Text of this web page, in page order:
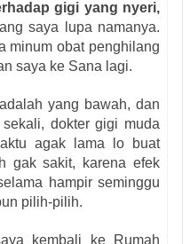
gigi yang nyeri,
saya lupa namanya.
minum obat penghilang
saya ke Sana lagi.
yang bawah, dan
dokter gigi muda
agak lama lo buat
gak sakit, karena efek
hampir seminggu
pilih-pilih.
kembali ke Rumah